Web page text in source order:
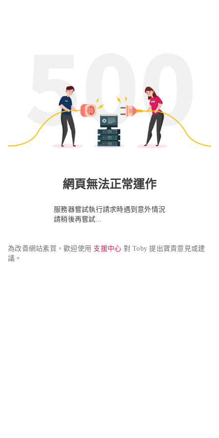
網頁無法正常運作
服務器嘗試執行請求時遇到意外情況
請稍後再嘗試...
為改善網站素質，歡迎使用 支援中心 對 Toby 提出寶貴意見或建
議。